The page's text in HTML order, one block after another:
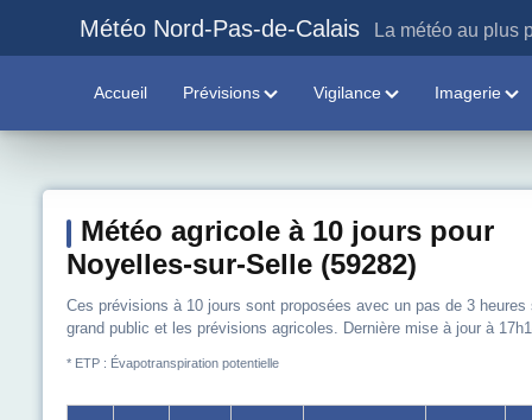
Météo Nord-Pas-de-Calais La météo au plus
Accueil Prévisions Vigilance Imagerie
Météo agricole à 10 jours pour
Noyelles-sur-Selle (59282)
Ces prévisions à 10 jours sont proposées avec un pas de 3
grand public et les prévisions agricoles. Dernière mise à jour à
* ETP : Évapotranspiration potentielle